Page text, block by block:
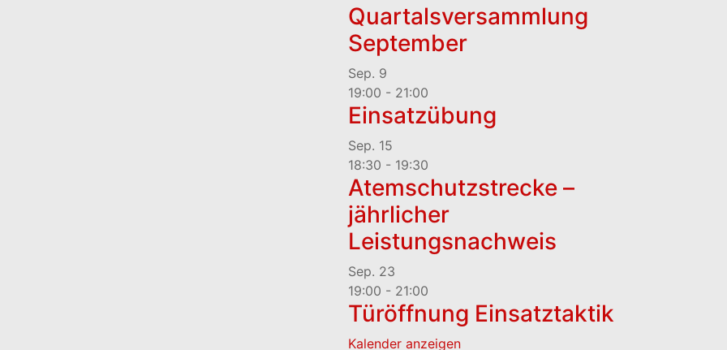
Quartalsversammlung
September
Sep. 9
19:00 - 21:00
Einsatzübung
Sep. 15
18:30 - 19:30
Atemschutzstrecke –
jährlicher
Leistungsnachweis
Sep. 23
19:00 - 21:00
Türöffnung Einsatztaktik
Kalender anzeigen